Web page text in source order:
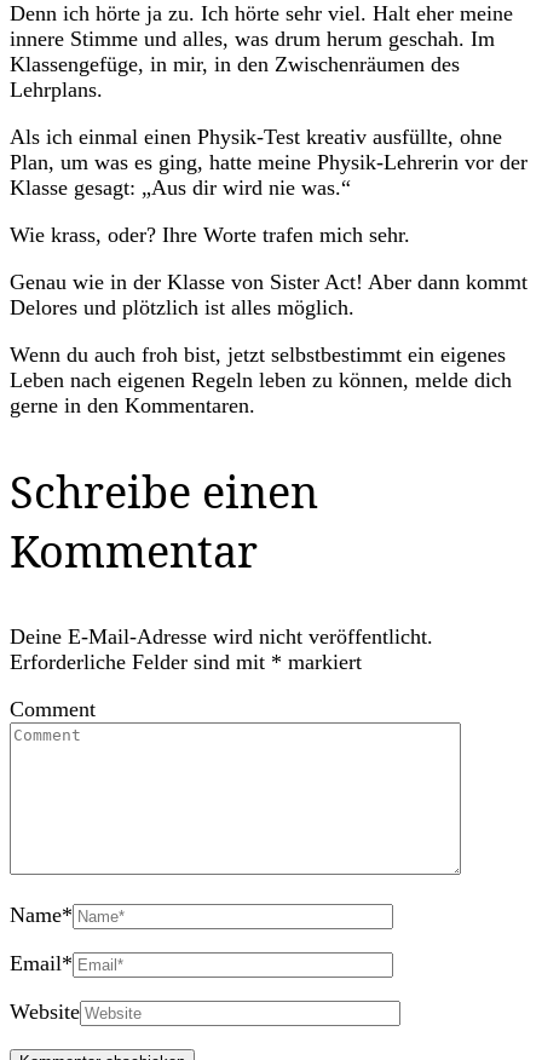
Denn ich hörte ja zu. Ich hörte sehr viel. Halt eher meine
innere Stimme und alles, was drum herum geschah. Im
Klassengefüge, in mir, in den Zwischenräumen des
Lehrplans.
Als ich einmal einen Physik-Test kreativ ausfüllte, ohne
Plan, um was es ging, hatte meine Physik-Lehrerin vor der
Klasse gesagt: „Aus dir wird nie was.“
Wie krass, oder? Ihre Worte trafen mich sehr.
Genau wie in der Klasse von Sister Act! Aber dann kommt
Delores und plötzlich ist alles möglich.
Wenn du auch froh bist, jetzt selbstbestimmt ein eigenes
Leben nach eigenen Regeln leben zu können, melde dich
gerne in den Kommentaren.
Schreibe einen
Kommentar
Deine E-Mail-Adresse wird nicht veröffentlicht.
Erforderliche Felder sind mit * markiert
Comment
Name*
Email*
Website